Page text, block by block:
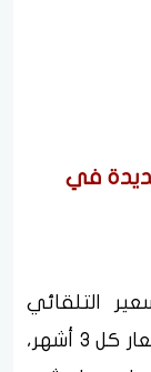
في
التلقائي
للمواد البترولية، فإنه يتم مراجعة الأسعار كل 3 أشهر،